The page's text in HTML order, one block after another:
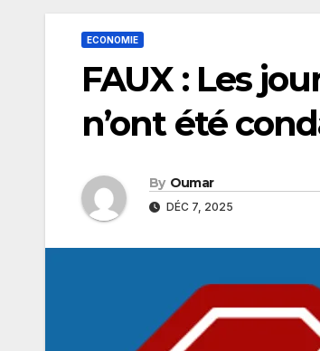
ECONOMIE
FAUX : Les
n’ont été
By Oumar
DÉC 7, 2025